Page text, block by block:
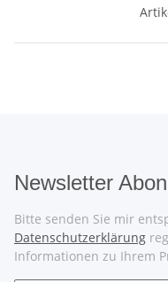
Newsletter
Bitte senden Sie mir
Datenschutzerklärung
Informationen zu Ihrem